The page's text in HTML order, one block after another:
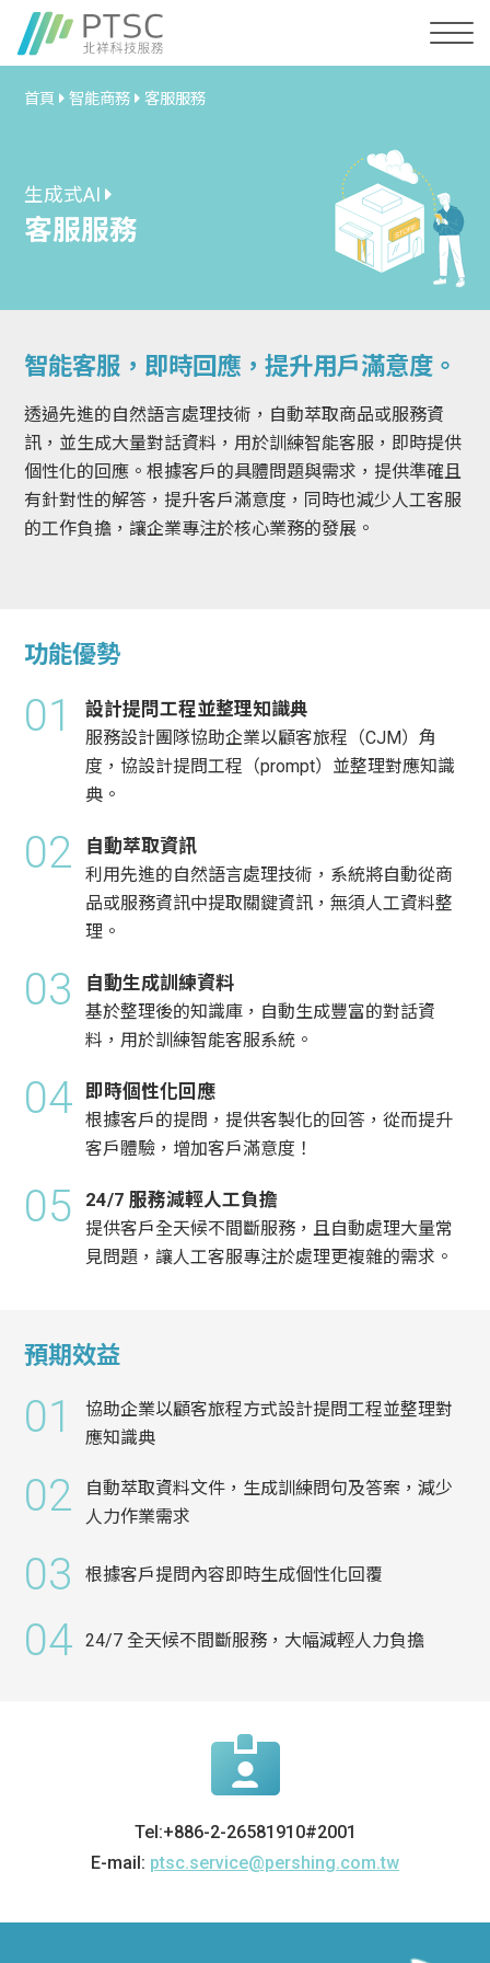
首頁 智能商務 客服服務
生成式AI
客服服務
智能客服，即時回應，提升用戶滿意度。
透過先進的自然語言處理技術，自動萃取商品或服務資
訊，並生成大量對話資料，用於訓練智能客服，即時提供
個性化的回應。根據客戶的具體問題與需求，提供準確且
有針對性的解答，提升客戶滿意度，同時也減少人工客服
的工作負擔，讓企業專注於核心業務的發展。
功能優勢
01 設計提問工程並整理知識典
服務設計團隊協助企業以顧客旅程（CJM）角
度，協設計提問工程（prompt）並整理對應知識
典。
02 自動萃取資訊
利用先進的自然語言處理技術，系統將自動從商
品或服務資訊中提取關鍵資訊，無須人工資料整
理。
03 自動生成訓練資料
基於整理後的知識庫，自動生成豐富的對話資
料，用於訓練智能客服系統。
04 即時個性化回應
根據客戶的提問，提供客製化的回答，從而提升
客戶體驗，增加客戶滿意度！
05 24/7 服務減輕人工負擔
提供客戶全天候不間斷服務，且自動處理大量常
見問題，讓人工客服專注於處理更複雜的需求。
預期效益
01
協助企業以顧客旅程方式設計提問工程並整理對
應知識典
02
自動萃取資料文件，生成訓練問句及答案，減少
人力作業需求
03 根據客戶提問內容即時生成個性化回覆
04 24/7 全天候不間斷服務，大幅減輕人力負擔
Tel:+886-2-26581910#2001
E-mail: ptsc.service@pershing.com.tw